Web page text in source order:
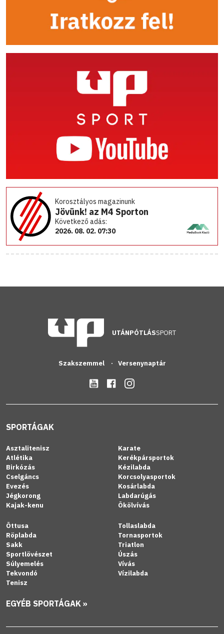
Korosztályos magazinunk
Jövünk! az M4 Sporton
Következő adás:
2026. 08. 02. 07:30
UTÁNPÓTLÁSSPORT
Szakszemmel Versenynaptár
SPORTÁGAK
Asztalitenisz
Atlétika
Birkózás
Cselgáncs
Evezés
Jégkorong
Kajak-kenu
Karate
Kerékpársportok
Kézilabda
Korcsolyasportok
Kosárlabda
Labdarúgás
Ökölvívás
Öttusa
Röplabda
Sakk
Sportlövészet
Súlyemelés
Tekvondó
Tenisz
Tollaslabda
Tornasportok
Triatlon
Úszás
Vívás
Vízilabda
EGYÉB SPORTÁGAK »